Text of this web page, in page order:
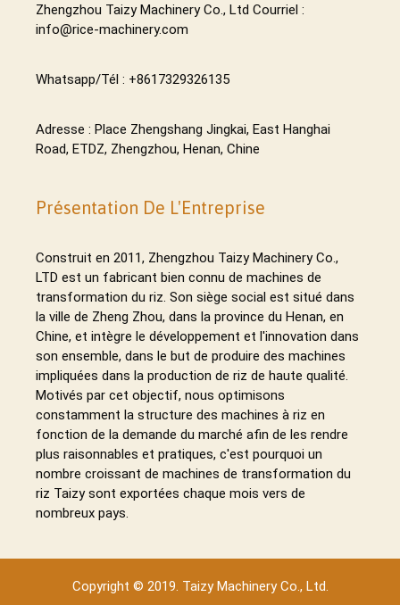
Zhengzhou Taizy Machinery Co., Ltd Courriel :
info@rice-machinery.com
Whatsapp/Tél : +8617329326135
Adresse : Place Zhengshang Jingkai, East Hanghai
Road, ETDZ, Zhengzhou, Henan, Chine
Présentation De L'Entreprise
Construit en 2011, Zhengzhou Taizy Machinery Co.,
LTD est un fabricant bien connu de machines de
transformation du riz. Son siège social est situé dans
la ville de Zheng Zhou, dans la province du Henan, en
Chine, et intègre le développement et l'innovation dans
son ensemble, dans le but de produire des machines
impliquées dans la production de riz de haute qualité.
Motivés par cet objectif, nous optimisons
constamment la structure des machines à riz en
fonction de la demande du marché afin de les rendre
plus raisonnables et pratiques, c'est pourquoi un
nombre croissant de machines de transformation du
riz Taizy sont exportées chaque mois vers de
nombreux pays.
Copyright © 2019. Taizy Machinery Co., Ltd.